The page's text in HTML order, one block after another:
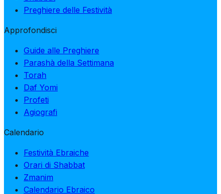
Preghiere delle Festività
Approfondisci
Guide alle Preghiere
Parashà della Settimana
Torah
Daf Yomi
Profeti
Agiografi
Calendario
Festività Ebraiche
Orari di Shabbat
Zmanim
Calendario Ebraico